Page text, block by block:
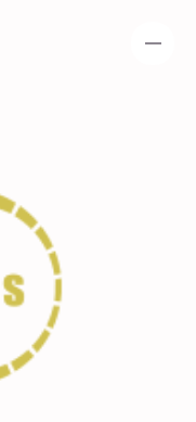
MENU
COUPON
RECRUIT